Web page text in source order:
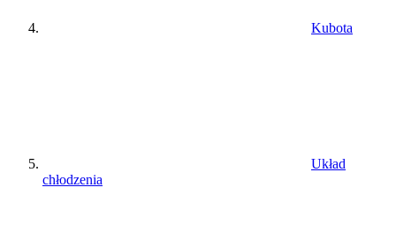
Kubota
Układ
chłodzenia